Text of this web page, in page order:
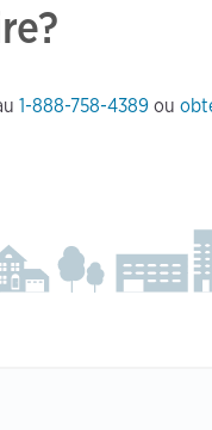
1-888-758-4389 ou